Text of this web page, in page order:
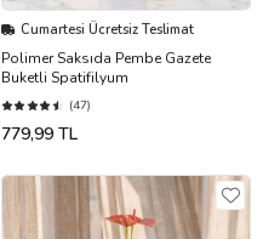
Cumartesi Ücretsiz Teslimat
Polimer Saksıda Pembe Gazete
Buketli Spatifilyum
(47)
779,99 TL